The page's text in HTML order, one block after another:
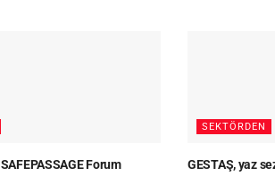
Forum
SEKTÖRDEN
GESTAŞ, yaz